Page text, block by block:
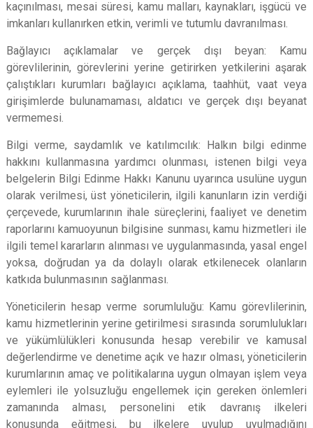
kaçınılması, mesai süresi, kamu malları, kaynakları, işgücü ve
imkanları kullanırken etkin, verimli ve tutumlu davranılması.
Bağlayıcı açıklamalar ve gerçek dışı beyan: Kamu
görevlilerinin, görevlerini yerine getirirken yetkilerini aşarak
çalıştıkları kurumları bağlayıcı açıklama, taahhüt, vaat veya
girişimlerde bulunamaması, aldatıcı ve gerçek dışı beyanat
vermemesi.
Bilgi verme, saydamlık ve katılımcılık: Halkın bilgi edinme
hakkını kullanmasına yardımcı olunması, istenen bilgi veya
belgelerin Bilgi Edinme Hakkı Kanunu uyarınca usulüne uygun
olarak verilmesi, üst yöneticilerin, ilgili kanunların izin verdiği
çerçevede, kurumlarının ihale süreçlerini, faaliyet ve denetim
raporlarını kamuoyunun bilgisine sunması, kamu hizmetleri ile
ilgili temel kararların alınması ve uygulanmasında, yasal engel
yoksa, doğrudan ya da dolaylı olarak etkilenecek olanların
katkıda bulunmasının sağlanması.
Yöneticilerin hesap verme sorumluluğu: Kamu görevlilerinin,
kamu hizmetlerinin yerine getirilmesi sırasında sorumlulukları
ve yükümlülükleri konusunda hesap verebilir ve kamusal
değerlendirme ve denetime açık ve hazır olması, yöneticilerin
kurumlarının amaç ve politikalarına uygun olmayan işlem veya
eylemleri ile yolsuzluğu engellemek için gereken önlemleri
zamanında alması, personelini etik davranış ilkeleri
konusunda eğitmesi, bu ilkelere uyulup uyulmadığını